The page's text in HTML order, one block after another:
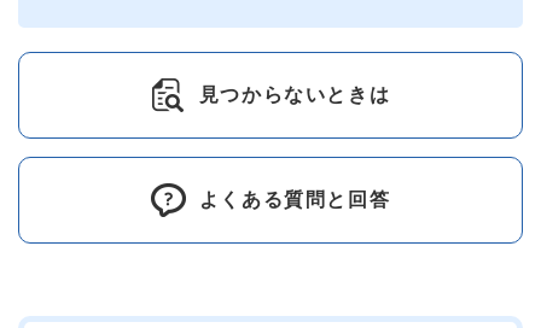
見つからないときは
よくある質問と回答